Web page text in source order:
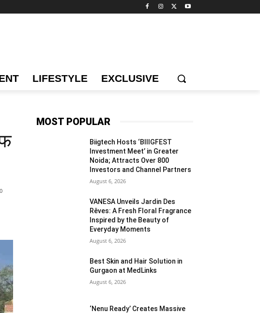
LIFESTYLE EXCLUSIVE
MOST POPULAR
Biigtech Hosts ‘BIIIGFEST
Investment Meet’ in Greater
Noida; Attracts Over 800
Investors and Channel Partners
August 6, 2026
VANESA Unveils Jardin Des
Rêves: A Fresh Floral Fragrance
Inspired by the Beauty of
Everyday Moments
August 6, 2026
Best Skin and Hair Solution in
Gurgaon at MedLinks
August 6, 2026
‘Nenu Ready’ Creates Massive